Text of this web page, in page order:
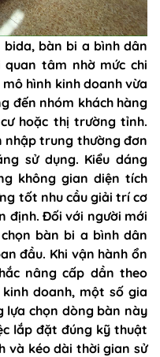
bàn bi a bình dân
tâm nhờ mức chi
hình kinh doanh vừa
đến nhóm khách hàng
hoặc thị trường tỉnh.
nhập trung thường đơn
sử dụng. Kiểu dáng
không gian diện tích
tốt nhu cầu giải trí cơ
định. Đối với người mới
bàn bi a bình dân
đầu. Khi vận hành ổn
nâng cấp dần theo
doanh, một số gia
lựa chọn dòng bàn này
lắp đặt đúng kỹ thuật
và kéo dài thời gian sử